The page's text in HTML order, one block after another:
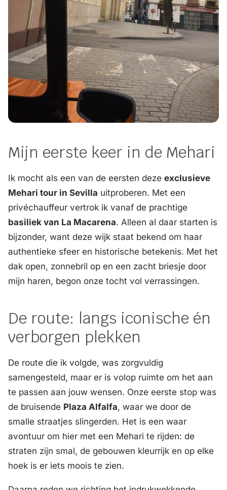
Mijn eerste keer in de Mehari
Ik mocht als een van de eersten deze exclusieve
Mehari tour in Sevilla uitproberen. Met een
privéchauffeur vertrok ik vanaf de prachtige
basiliek van La Macarena. Alleen al daar starten is
bijzonder, want deze wijk staat bekend om haar
authentieke sfeer en historische betekenis. Met het
dak open, zonnebril op en een zacht briesje door
mijn haren, begon onze tocht vol verrassingen.
De route: langs iconische én
verborgen plekken
De route die ik volgde, was zorgvuldig
samengesteld, maar er is volop ruimte om het aan
te passen aan jouw wensen. Onze eerste stop was
de bruisende Plaza Alfalfa, waar we door de
smalle straatjes slingerden. Het is een waar
avontuur om hier met een Mehari te rijden: de
straten zijn smal, de gebouwen kleurrijk en op elke
hoek is er iets moois te zien.